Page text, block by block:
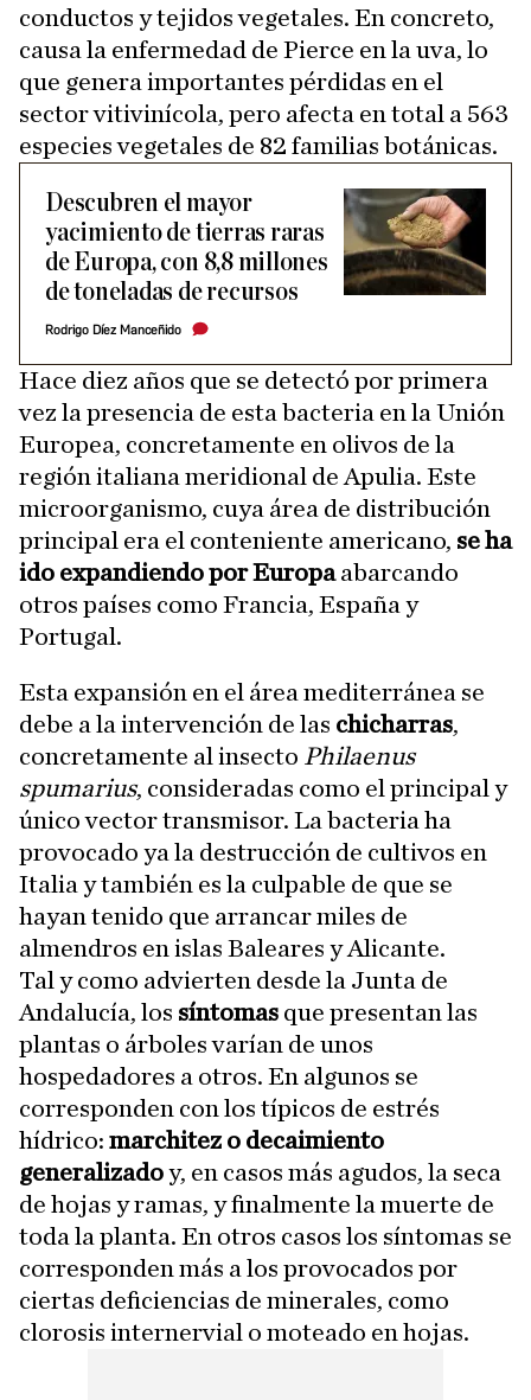
conductos y tejidos vegetales. En concreto,
causa la enfermedad de Pierce en la uva, lo
que genera importantes pérdidas en el
sector vitivinícola, pero afecta en total a 563
especies vegetales de 82 familias botánicas.
Descubren el mayor
yacimiento de tierras raras
de Europa, con 8,8 millones
de toneladas de recursos
Rodrigo Díez Manceñido
Hace diez años que se detectó por primera
vez la presencia de esta bacteria en la Unión
Europea, concretamente en olivos de la
región italiana meridional de Apulia. Este
microorganismo, cuya área de distribución
principal era el conteniente americano, se ha
ido expandiendo por Europaabarcando
otros países como Francia, España y
Portugal.
Esta expansión en el área mediterránea se
debe a la intervención de las chicharras,
concretamente al insecto Philaenus
spumarius, consideradas como el principal y
único vector transmisor. La bacteria ha
provocado ya la destrucción de cultivos en
Italia y también es la culpable de que se
hayan tenido que arrancar miles de
almendros en islas Baleares y Alicante.
Tal y como advierten desde la Junta de
Andalucía, los síntomas que presentan las
plantas o árboles varían de unos
hospedadores a otros. En algunos se
corresponden con los típicos de estrés
hídrico: marchitez o decaimiento
generalizadoy, en casos más agudos, la seca
de hojas y ramas, y finalmente la muerte de
toda la planta. En otros casos los síntomas se
corresponden más a los provocados por
ciertas deficiencias de minerales, como
clorosis internervial o moteado en hojas.